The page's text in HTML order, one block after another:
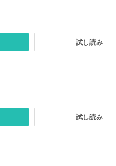
試し読み
試し読み